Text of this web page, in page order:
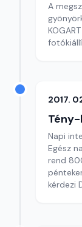
A
2017.
Napi
Egész
rend
kérdezi